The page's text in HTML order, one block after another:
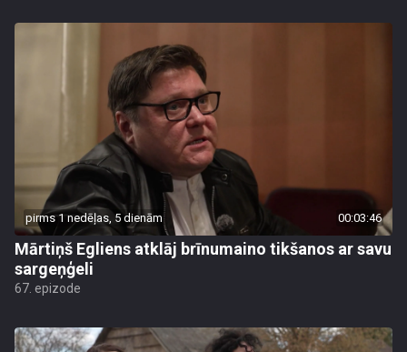
pirms 1 nedēļas, 5 dienām 00:03:46
Mārtiņš Egliens atklāj brīnumaino tikšanos ar savu
sargeņģeli
67. epizode